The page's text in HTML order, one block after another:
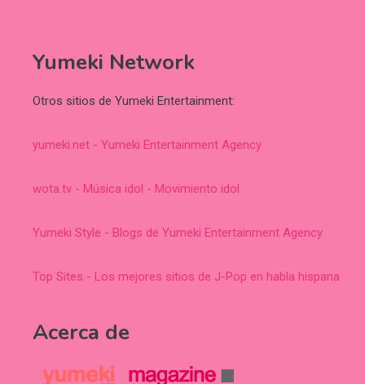
Yumeki Network
Otros sitios de Yumeki Entertainment:
yumeki.net - Yumeki Entertainment Agency
wota.tv - Música idol - Movimiento idol
Yumeki Style - Blogs de Yumeki Entertainment Agency
Top Sites - Los mejores sitios de J-Pop en habla hispana
Acerca de